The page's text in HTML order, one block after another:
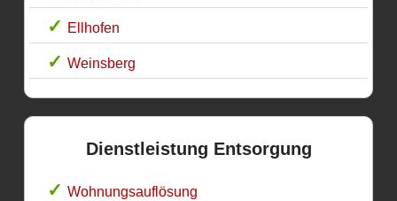
Ellhofen
Weinsberg
Dienstleistung Entsorgung
Wohnungsauflösung